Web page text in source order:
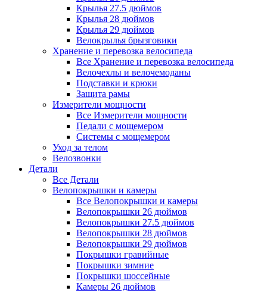
Крылья 27.5 дюймов
Крылья 28 дюймов
Крылья 29 дюймов
Велокрылья брызговики
Хранение и перевозка велосипеда
Все Хранение и перевозка велосипеда
Велочехлы и велочемоданы
Подставки и крюки
Защита рамы
Измерители мощности
Все Измерители мощности
Педали с мощемером
Системы с мощемером
Уход за телом
Велозвонки
Детали
Все Детали
Велопокрышки и камеры
Все Велопокрышки и камеры
Велопокрышки 26 дюймов
Велопокрышки 27.5 дюймов
Велопокрышки 28 дюймов
Велопокрышки 29 дюймов
Покрышки гравийные
Покрышки зимние
Покрышки шоссейные
Камеры 26 дюймов